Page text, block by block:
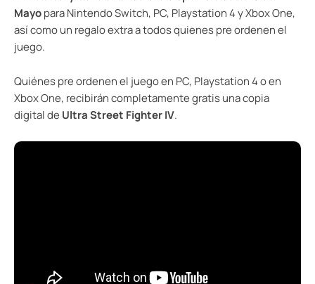
Mayopara Nintendo Switch, PC, Playstation 4 y Xbox One,
así como un regalo extra a todos quienes pre ordenen el
juego.
Quiénes pre ordenen el juego en PC, Playstation 4 o en
Xbox One, recibirán completamente gratis una copia
digital de Ultra Street Fighter IV.